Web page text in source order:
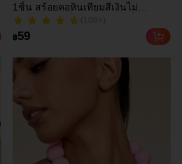
1ชิ้น สร้อยคอหินเทียมสีเงินไม่
สมมาตร - เครื่องประดับแฟชั่นมินิ
มอล - สง่างามสำหรับใส่ในชีวิต
ประจำวัน, ออกเดท, วันหยุด,
(100+)
800+ ขายแล้ว
800+ ขายแล้ว
฿59